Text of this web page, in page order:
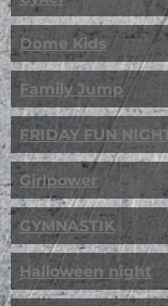
Dome Kids
Family Jump
FRIDAY FUN
Girlpower
GYMNASTIK
Halloween night